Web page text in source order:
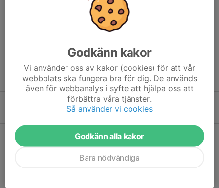
Äntligen start för bandis
0
11 nov 2025 0
Skridskokul startar på söndag!
20 nov 2024 0
Skridskokul 2024/2025
2 okt 2024 0
Skridskokul startar 19 november
Godkänn kakor
Vi använder oss av kakor (cookies) för att vår
webbplats ska fungera bra för dig. De används
även för webbanalys i syfte att hjälpa oss att
förbättra våra tjänster.
Så använder vi cookies
Godkänn alla kakor
Bara nödvändiga